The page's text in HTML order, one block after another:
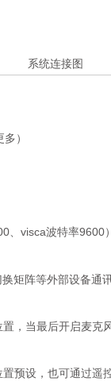
系统连接图
）
、visca波特率9600
矩阵等外部设备通
，当最后开启麦
预设，也可通过遥